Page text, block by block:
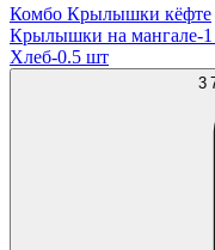
Комбо Крылышки кёфте
Крылышки на мангале-1
Хлеб-0.5 шт
3